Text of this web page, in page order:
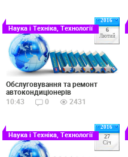
2016
6
Лютий
Наука і Техніка, Технології
Обслуговування та ремонт
автокондиціонерів
10:43
0 2431
2016
27
Січ
Наука і Техніка, Технології